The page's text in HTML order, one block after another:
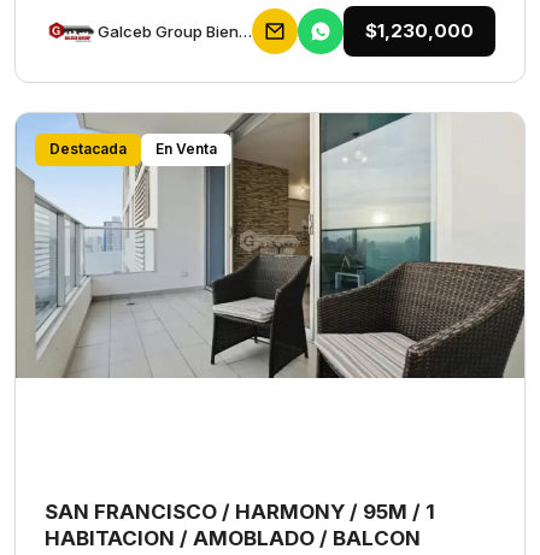
Galceb Group Bienes Raices $1,230,000
Destacada En Venta
SAN FRANCISCO / HARMONY / 95M / 1
HABITACION / AMOBLADO / BALCON